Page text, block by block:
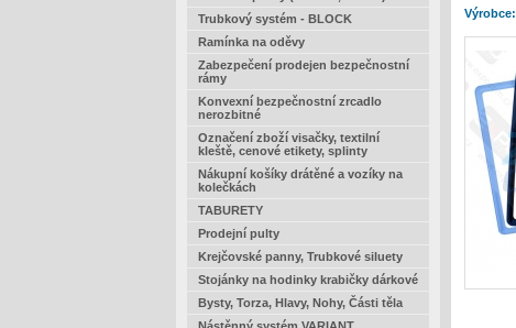
Trubkový systém - BLOCK
Ramínka na oděvy
Zabezpečení prodejen bezpečnostní
rámy
Konvexní bezpečnostní zrcadlo
nerozbitné
Označení zboží visačky, textilní
kleště, cenové etikety, splinty
Nákupní košíky drátěné a vozíky na
kolečkách
TABURETY
Prodejní pulty
Krejčovské panny, Trubkové siluety
Stojánky na hodinky krabičky dárkové
Bysty, Torza, Hlavy, Nohy, Části těla
Výrobce: